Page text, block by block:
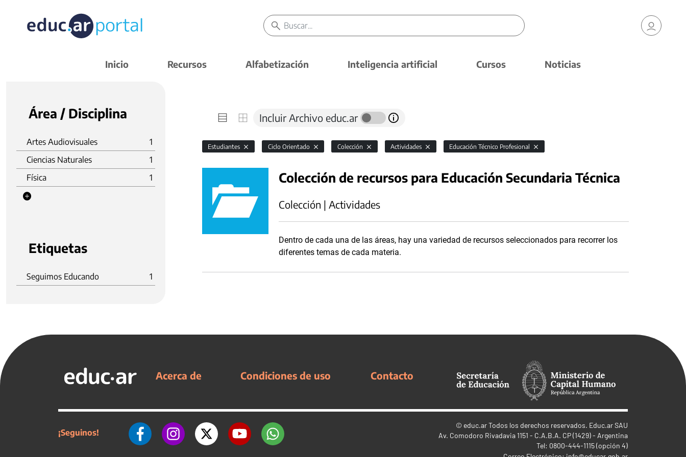
Inicio Recursos Alfabetización Inteligencia artificial Cursos Noticias
Área / Disciplina
Artes Audiovisuales
1
Ciencias Naturales
1
Física
1
Etiquetas
Seguimos Educando 1
Incluir Archivo educ.ar
Estudiantes Ciclo Orientado Colección Actividades Educación Técnico Profesional
Colección de recursos para Educación Secundaria Técnica
Colección | Actividades
Dentro de cada una de las áreas, hay una variedad de recursos seleccionados para recorrer los
diferentes temas de cada materia.
Acerca de Condiciones de uso Contacto
¡Seguinos!
© educ.arTodos los derechos reservados. Educ.ar SAU
Av. Comodoro Rivadavia 1151 - C.A.B.A. CP (1429) - Argentina
Tel: 0800-444-1115 (opción 4)